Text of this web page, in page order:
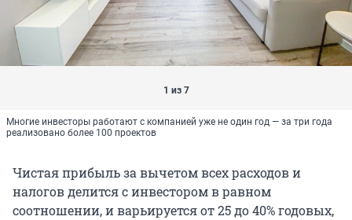
1 из 7
Многие инвесторы работают с компанией уже не один год — за три года
реализовано более 100 проектов
Чистая прибыль за вычетом всех расходов и
налогов делится с инвестором в равном
соотношении, и варьируется от 25 до 40% годовых,